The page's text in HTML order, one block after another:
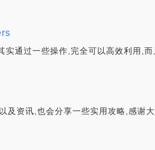
通过一些操作,完全可以高效利用,而
资讯,也会分享一些实用攻略,感谢大